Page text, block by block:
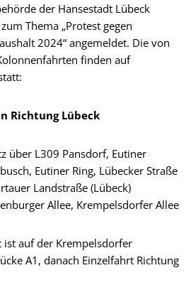
der Hansestadt Lübeck
Thema „Protest gegen
2024“ angemeldet. Die von
finden auf
Richtung Lübeck
über L309 Pansdorf, Eutiner
Eutiner Ring, Lübecker Straße
Landstraße (Lübeck)
Allee, Krempelsdorfer Allee
ist auf der Krempelsdorfer
A1, danach Einzelfahrt Richtung